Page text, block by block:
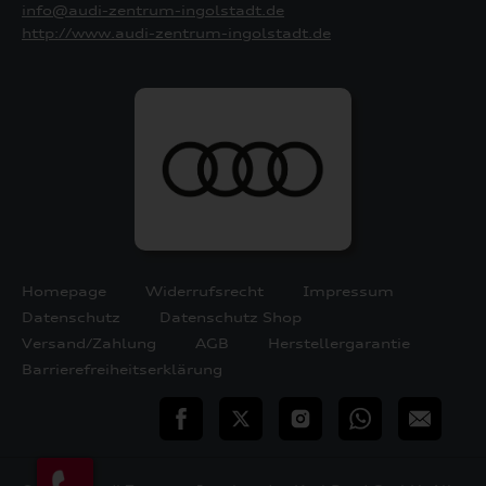
info@audi-zentrum-ingolstadt.de
http://www.audi-zentrum-ingolstadt.de
Homepage Widerrufsrecht
Impressum
Datenschutz
Datenschutz Shop
Versand/Zahlung
AGB
Herstellergarantie
Barrierefreiheitserklärung
teilen Twitter InstagramWhatsApp
E-